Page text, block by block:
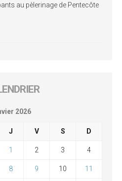
au pèlerinage de Pentecôte
2026
J V S D
1 2 3 4
8 9 10 11